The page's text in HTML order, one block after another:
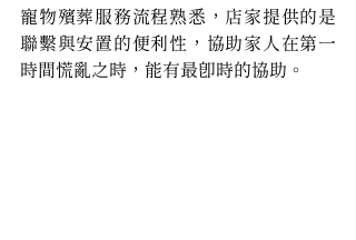
寵物殯葬服務流程熟悉，店家提供的是
聯繫與安置的便利性，協助家人在第一
時間慌亂之時，能有最即時的協助。